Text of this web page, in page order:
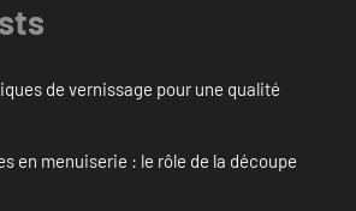
de vernissage pour une qualité
en menuiserie : le rôle de la découpe